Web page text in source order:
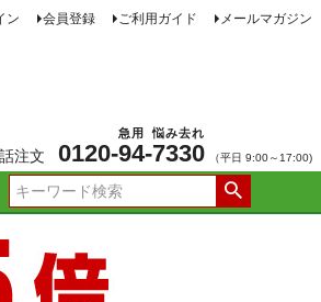
ン 会員登録 ご利用ガイド メールマガジン
注文 0120-94
急用
-7330
悩み去れ
（平日 9:00～17:00)